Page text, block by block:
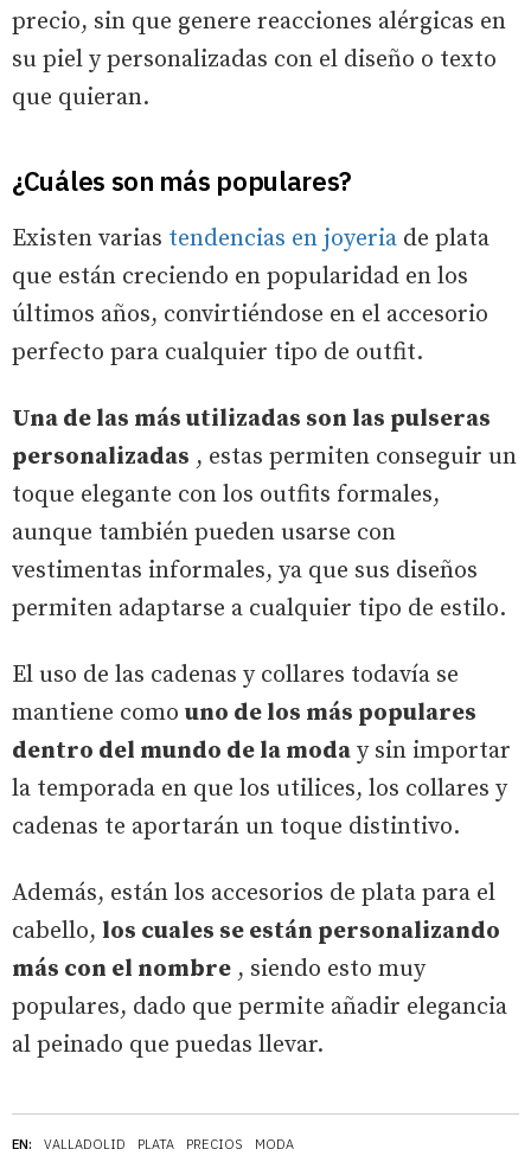
EN: VALLADOLID PLATA PRECIOS MODA
precio, sin que genere reacciones alérgicas en
su piel y personalizadas con el diseño o texto
que quieran.
¿Cuáles son más populares?
Existen varias tendencias en joyeria de plata
que están creciendo en popularidad en los
últimos años, convirtiéndose en el accesorio
perfecto para cualquier tipo de outfit.
Una de las más utilizadas son las pulseras
personalizadas , estas permiten conseguir un
toque elegante con los outfits formales,
aunque también pueden usarse con
vestimentas informales, ya que sus diseños
permiten adaptarse a cualquier tipo de estilo.
El uso de las cadenas y collares todavía se
mantiene como uno de los más populares
dentro del mundo de la moda y sin importar
la temporada en que los utilices, los collares y
cadenas te aportarán un toque distintivo.
Además, están los accesorios de plata para el
cabello, los cuales se están personalizando
más con el nombre , siendo esto muy
populares, dado que permite añadir elegancia
al peinado que puedas llevar.